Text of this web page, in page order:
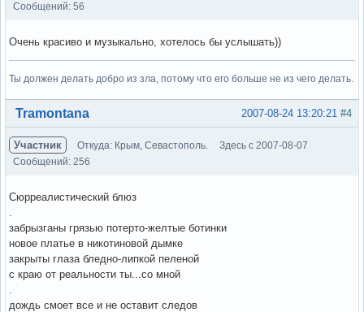
Сообщений: 56
Очень красиво и музыкально, хотелось бы услышать))
Ты должен делать добро из зла, потому что его больше не из чего делать.
Вне форума #4
2007-08-24 13:20:21
Tramontana
Участник Откуда: Крым, Севастополь.
Здесь с 2007-08-07
Сообщений: 256
Сюрреалистический блюз
забрызганы грязью потерто-желтые ботинки
новое платье в никотиновой дымке
закрыты глаза бледно-липкой пеленой
с краю от реальности ты...со мной
дождь смоет все и не оставит следов